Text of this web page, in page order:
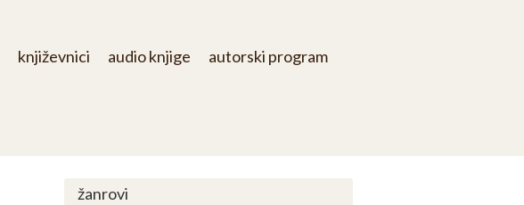
književnici audio knjige autorski program
žanrovi